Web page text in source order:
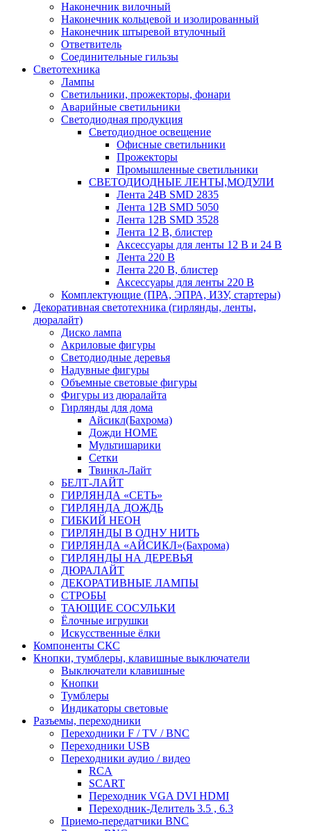
Наконечник вилочный
Наконечник кольцевой и изолированный
Наконечник штыревой втулочный
Ответвитель
Соединительные гильзы
Светотехника
Лампы
Светильники, прожекторы, фонари
Аварийные светильники
Светодиодная продукция
Светодиодное освещение
Офисные светильники
Прожекторы
Промышленные светильники
СВЕТОДИОДНЫЕ ЛЕНТЫ,МОДУЛИ
Лента 24В SMD 2835
Лента 12В SMD 5050
Лента 12В SMD 3528
Лента 12 В, блистер
Аксессуары для ленты 12 В и 24 В
Лента 220 В
Лента 220 В, блистер
Аксессуары для ленты 220 В
Комплектующие (ПРА, ЭПРА, ИЗУ, стартеры)
Декоративная светотехника (гирлянды, ленты,
дюралайт)
Диско лампа
Акриловые фигуры
Светодиодные деревья
Надувные фигуры
Объемные световые фигуры
Фигуры из дюралайта
Гирлянды для дома
Айсикл(Бахрома)
Дожди HOME
Мультишарики
Сетки
Твинкл-Лайт
БЕЛТ-ЛАЙТ
ГИРЛЯНДА «СЕТЬ»
ГИРЛЯНДА ДОЖДЬ
ГИБКИЙ НЕОН
ГИРЛЯНДЫ В ОДНУ НИТЬ
ГИРЛЯНДА «АЙСИКЛ»(Бахрома)
ГИРЛЯНДЫ НА ДЕРЕВЬЯ
ДЮРАЛАЙТ
ДЕКОРАТИВНЫЕ ЛАМПЫ
СТРОБЫ
ТАЮЩИЕ СОСУЛЬКИ
Ёлочные игрушки
Искусственные ёлки
Компоненты СКС
Кнопки, тумблеры, клавишные выключатели
Выключатели клавишные
Кнопки
Тумблеры
Индикаторы световые
Разъемы, переходники
Переходники F / TV / BNC
Переходники USB
Переходники аудио / видео
RCA
SCART
Переходник VGA DVI HDMI
Переходник-Делитель 3.5 , 6.3
Приемо-передатчики BNC